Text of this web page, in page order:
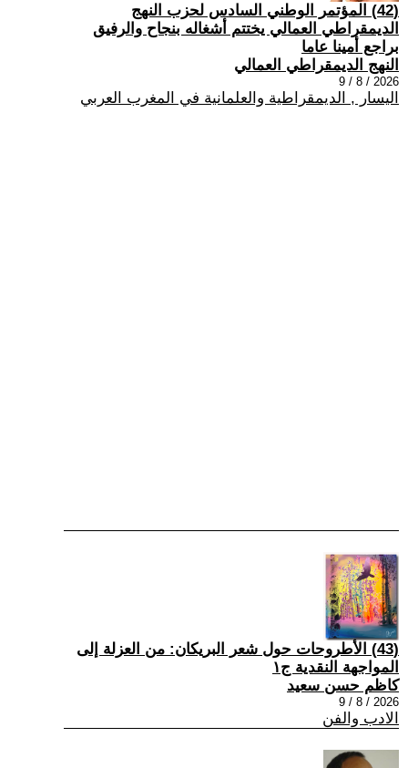
(42) المؤتمر الوطني السادس لحزب النهج
الديمقراطي العمالي يختتم أشغاله بنجاح والرفيق
براجع أمينا عاما
النهج الديمقراطي العمالي
2026 / 8 / 9
اليسار , الديمقراطية والعلمانية في المغرب العربي
(43) الأطروحات حول شعر البريكان: من العزلة إلى
المواجهة النقدية ج١
كاظم حسن سعيد
2026 / 8 / 9
الادب والفن